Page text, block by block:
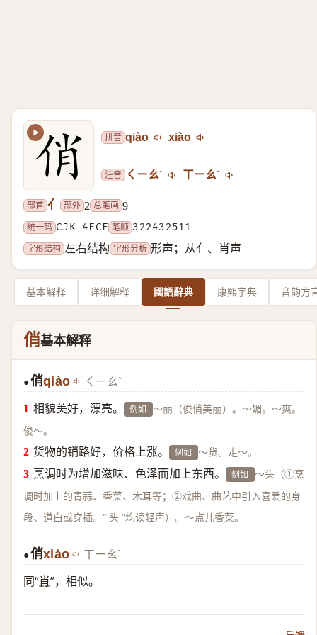
拼音 qiào xiào
注音 ㄑㄧㄠˋ ㄒㄧㄠˋ
部首 亻 部外 2 总笔画 9
统一码 CJK 4FCF 笔顺 322432511
字形结构 左右结构 字形分析 形声；从亻、肖声
基本解释 详细解释 國語辭典 康熙字典 音韵方
俏基本解释
●俏qiào ㄑㄧㄠˋ
相貌美好，漂亮。 例如 ～丽（俊俏美丽）。～媚。～爽。
俊～。
货物的销路好，价格上涨。 例如 ～货。走～。
烹调时为增加滋味、色泽而加上东西。 例如 ～头（①烹
调时加上的青蒜、香菜、木耳等；②戏曲、曲艺中引入喜爱的身
段、道白或穿插。“ 头 ”均读轻声）。～点儿香菜。
●俏xiào ㄒㄧㄠˋ
同“肖”，相似。